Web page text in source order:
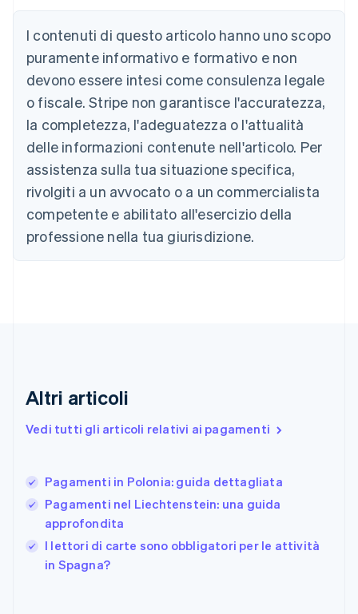
I contenuti di questo articolo hanno uno scopo
puramente informativo e formativo e non
devono essere intesi come consulenza legale
o fiscale. Stripe non garantisce l'accuratezza,
la completezza, l'adeguatezza o l'attualità
delle informazioni contenute nell'articolo. Per
assistenza sulla tua situazione specifica,
rivolgiti a un avvocato o a un commercialista
competente e abilitato all'esercizio della
professione nella tua giurisdizione.
Altri articoli
Vedi tutti gli articoli relativi ai pagamenti
Pagamenti in Polonia: guida dettagliata
Pagamenti nel Liechtenstein: una guida
approfondita
I lettori di carte sono obbligatori per le attività
in Spagna?
Austria
Belgio
Nederlands FrançaisDeutschEnglish
Brasile
Português English
Bulgaria
English
Canada
EnglishFrançais
Cina continentale
简体中文
Cipro
English
Croazia
Danimarca
Francia
Germania
日本語English
English
Grecia
English
India
English